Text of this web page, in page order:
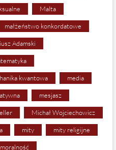
Malta
małżeństwo konkordatowe
Adamski
kwantowa media
mesjasz
Michał Wojciechowicz
mity mity religijne
moralność